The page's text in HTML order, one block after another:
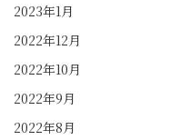
2023年1月
2022年12月
2022年10月
2022年9月
2022年8月